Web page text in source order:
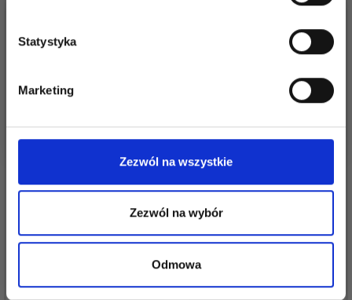
Statystyka
Marketing
Zezwól na wszystkie
Zezwól na wybór
Odmowa
VIKING SNORRE
CASHMERE SILK
27,35 zł42,10 zł
PERMIN DAGMAR
25,80 zł